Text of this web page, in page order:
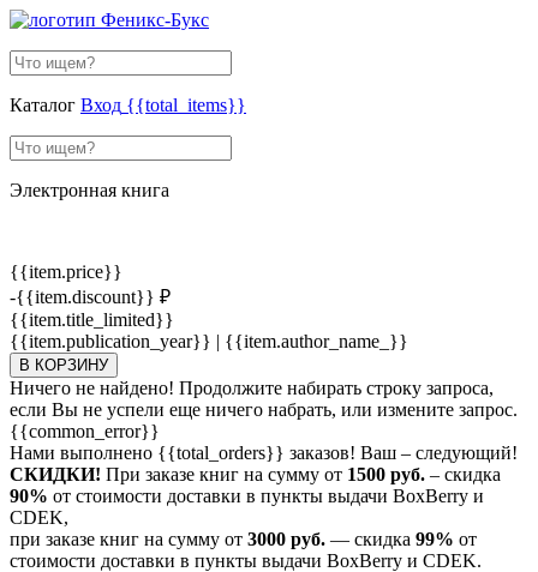
Каталог Вход {{total_items}}
Электронная книга
{{item.price}}
-{{item.discount}} ₽
{{item.title_limited}}
{{item.publication_year}} | {{item.author_name_}}
В КОРЗИНУ
Ничего не найдено! Продолжите набирать строку запроса,
если Вы не успели еще ничего набрать, или измените запрос.
{{common_error}}
Нами выполнено {{total_orders}} заказов! Ваш – следующий!
СКИДКИ! При заказе книг на сумму от 1500 руб. – скидка
90% от стоимости доставки в пункты выдачи BoxBerry и
CDEK,
при заказе книг на сумму от 3000 руб. — скидка 99% от
стоимости доставки в пункты выдачи BoxBerry и CDEK.